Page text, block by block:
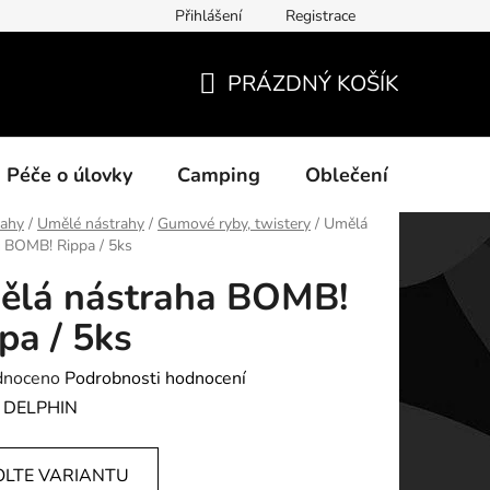
Přihlášení Registrace
KOŠÍK
PRÁZDNÝ KOŠÍK
Péče o úlovky Camping Oblečení
/ Umělé nástrahy / Gumové ryby, twistery / Umělá
Rippa / 5ks
nástraha BOMB!
/ 5ks
Podrobnosti hodnocení
DELPHIN
VARIANTU